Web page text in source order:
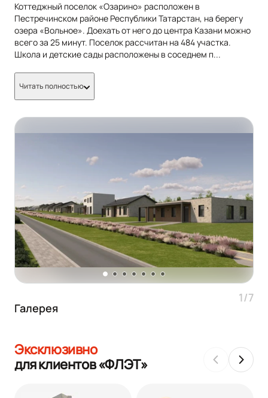
Коттеджный поселок «Озарино» расположен в
Пестречинском районе Республики Татарстан, на берегу
озера «Вольное». Доехать от него до центра Казани можно
всего за 25 минут. Поселок рассчитан на 484 участка.
Школа и детские сады расположены в соседнем п...
Читать полностью
Галерея
1/7
Эксклюзивно
для клиентов «ФЛЭТ»